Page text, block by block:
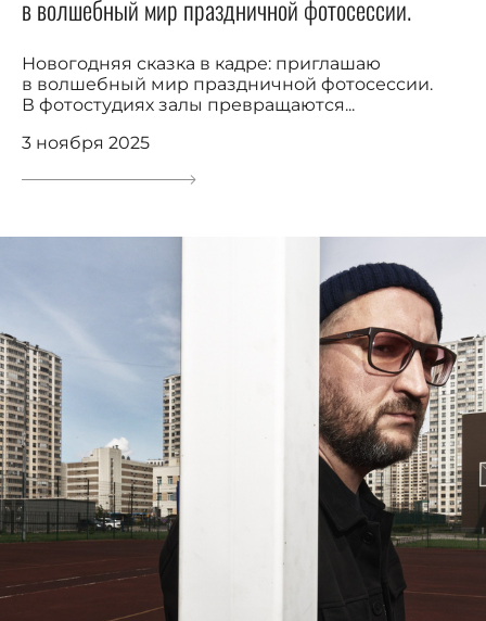
в волшебный мир праздничной фотосессии.
Новогодняя сказка в кадре: приглашаю
в волшебный мир праздничной фотосессии.
В фотостудиях залы превращаются...
3 ноября 2025